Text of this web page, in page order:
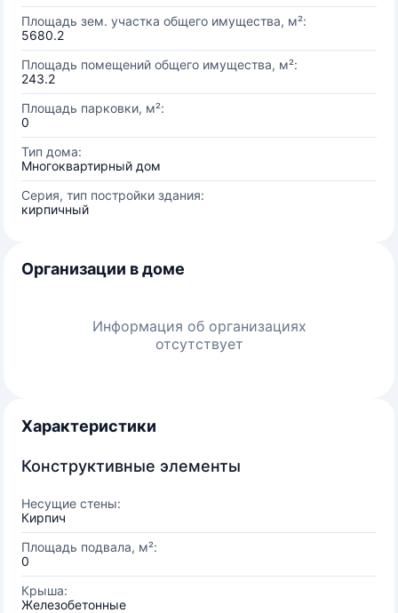
Площадь зем. участка общего имущества, м²:
5680.2
Площадь помещений общего имущества, м²:
243.2
Площадь парковки, м²:
0
Тип дома:
Многоквартирный дом
Серия, тип постройки здания:
кирпичный
Организации в доме
Информация об организациях
отсутствует
Характеристики
Конструктивные элементы
Несущие стены:
Кирпич
Площадь подвала, м²:
0
Крыша:
Железобетонные